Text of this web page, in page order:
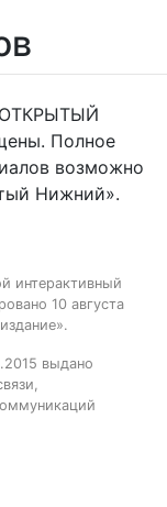
ОТКРЫТЫЙ
Полное
возможно
Нижний».
интерактивный
10 августа
выдано